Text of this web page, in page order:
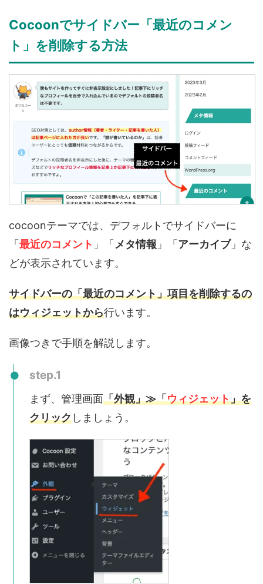
Cocoonでサイドバー「最近のコメン
ト」を削除する方法
cocoonテーマでは、デフォルトでサイドバーに
「 最近のコメント 」 「 メタ情報 」「 アーカイブ」な
どが表示されています。
サイドバーの「最近のコメント」項目を削除するの
はウィジェットから行います。
画像つきで手順を解説します。
step.1
まず、管理画面「外観」≫「ウィジェット」を
クリックしましょう。